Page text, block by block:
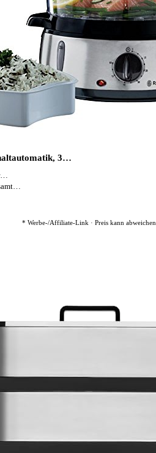
3…
* Werbe-/Affiliate-Link · Preis kann abweichen